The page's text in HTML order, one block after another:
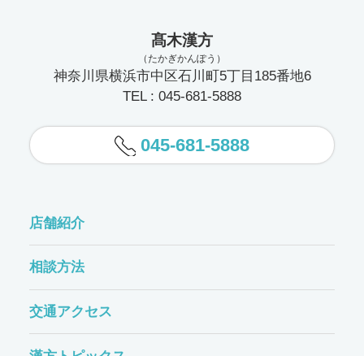
髙木漢方
（たかぎかんぽう）
神奈川県横浜市中区石川町5丁目185番地6
TEL : 045-681-5888
045-681-5888
店舗紹介
相談方法
交通アクセス